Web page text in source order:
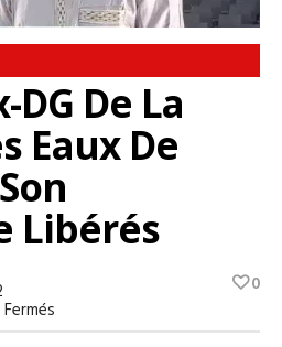
DG De La
Eaux De
Libérés
CRIEF
0